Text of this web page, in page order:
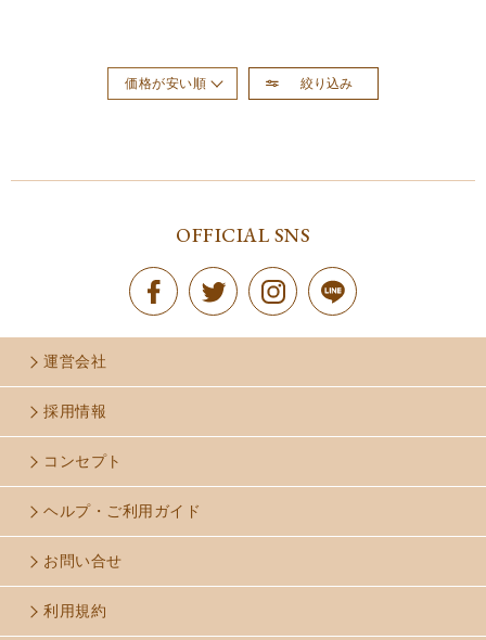
絞り込み
価格が安い順
OFFICIAL SNS
運営会社
採用情報
コンセプト
ヘルプ・ご利用ガイド
お問い合せ
利用規約